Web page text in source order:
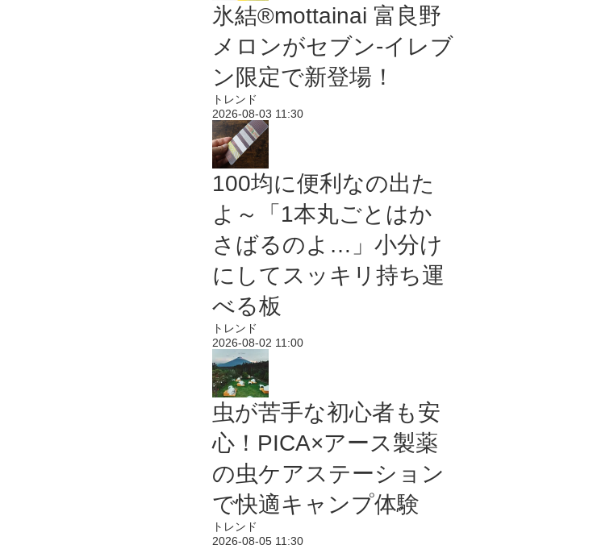
氷結®mottainai 富良野
メロンがセブン‐イレブ
ン限定で新登場！
トレンド
2026-08-03 11:30
100均に便利なの出た
よ～「1本丸ごとはか
さばるのよ…」小分け
にしてスッキリ持ち運
べる板
トレンド
2026-08-02 11:00
虫が苦手な初心者も安
心！PICA×アース製薬
の虫ケアステーション
で快適キャンプ体験
トレンド
2026-08-05 11:30